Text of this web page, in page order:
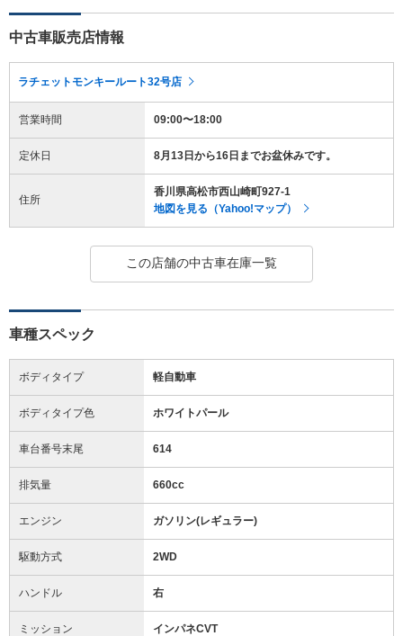
中古車販売店情報
ラチェットモンキールート32号店
営業時間 09:00〜18:00
定休日 8月13日から16日までお盆休みです。
住所
香川県高松市西山崎町927-1
地図を見る（Yahoo!マップ）
この店舗の中古車在庫一覧
車種スペック
ボディタイプ 軽自動車
ボディタイプ色 ホワイトパール
車台番号末尾 614
排気量 660cc
エンジン ガソリン(レギュラー)
駆動方式 2WD
ハンドル 右
ミッション インパネCVT